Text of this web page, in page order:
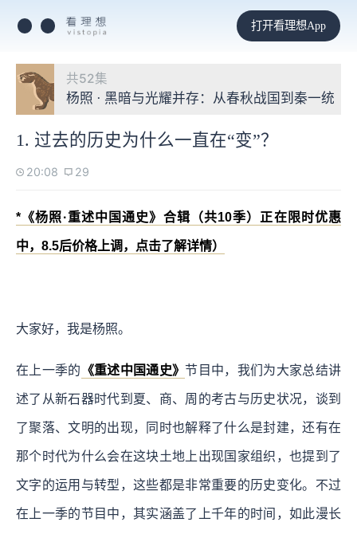
打开看理想App
共52集
杨照 · 黑暗与光耀并存：从春秋战国到秦一统
1. 过去的历史为什么一直在“变”？
20:08 29
*《杨照·重述中国通史》合辑（共10季）正在限时优惠
中，8.5后价格上调，点击了解详情）
大家好，我是杨照。
在上一季的 《重述中国通史》节目中，我们为大家总结讲
述了从新石器时代到夏、商、周的考古与历史状况，谈到
了聚落、文明的出现，同时也解释了什么是封建，还有在
那个时代为什么会在这块土地上出现国家组织，也提到了
文字的运用与转型，这些都是非常重要的历史变化。不过
在上一季的节目中，其实涵盖了上千年的时间，如此漫长